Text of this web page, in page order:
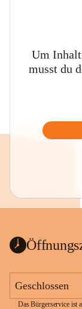
Um
musst du
Geschlossen
Das Bürgerservice ist